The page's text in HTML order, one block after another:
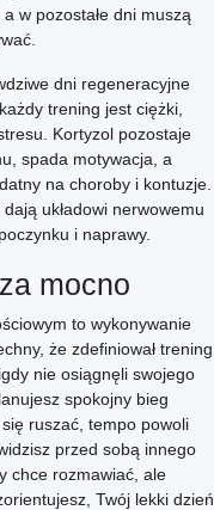
w pozostałe dni muszą
dni regeneracyjne
trening jest ciężki,
Kortyzol pozostaje
spada motywacja, a
na choroby i kontuzje.
układowi nerwowemu
i naprawy.
mocno
to wykonywanie
że zdefiniował trening
nie osiągnęli swojego
spokojny bieg
ruszać, tempo powoli
przed sobą innego
chce rozmawiać, ale
Twój lekki dzień